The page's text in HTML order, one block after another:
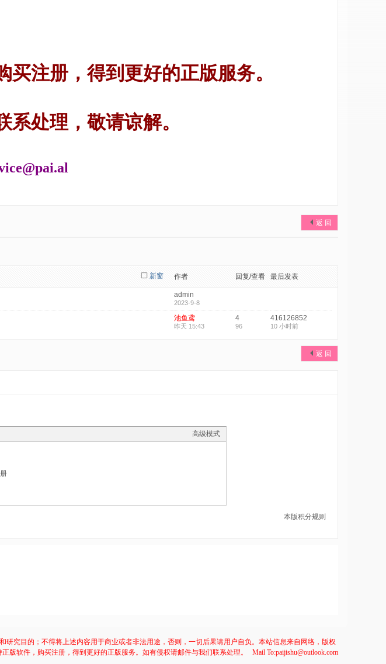
注册，得到更好的正版服务。
处理，敬请谅解。
返 回
新窗 作者 回复/查看 最后发表
admin
2023-9-8
池鱼鸢
昨天 15:43
4
96
416126852
10 小时前
返 回
高级模式
本版积分规则
究目的；不得将上述内容用于商业或者非法用途，否则，一切后果请用户自负。本站信息来自网络，版权
软件，购买注册，得到更好的正版服务。如有侵权请邮件与我们联系处理。
Mail To:paijishu@outlook.com